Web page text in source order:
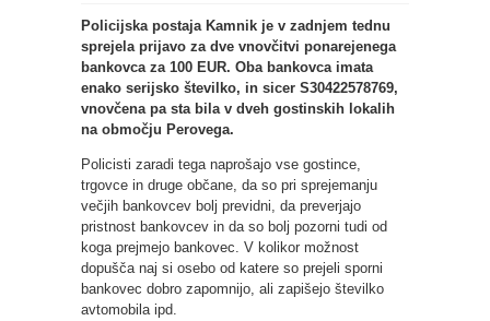
Policijska postaja Kamnik je v zadnjem tednu
sprejela prijavo za dve vnovčitvi ponarejenega
bankovca za 100 EUR. Oba bankovca imata
enako serijsko številko, in sicer S30422578769,
vnovčena pa sta bila v dveh gostinskih lokalih
na območju Perovega.
Policisti zaradi tega naprošajo vse gostince,
trgovce in druge občane, da so pri sprejemanju
večjih bankovcev bolj previdni, da preverjajo
pristnost bankovcev in da so bolj pozorni tudi od
koga prejmejo bankovec. V kolikor možnost
dopušča naj si osebo od katere so prejeli sporni
bankovec dobro zapomnijo, ali zapišejo številko
avtomobila ipd.